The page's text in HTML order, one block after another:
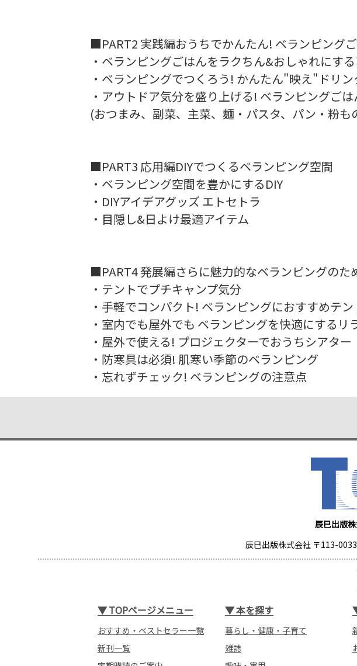
■PART2 実践編おうちでかんたん! ベランピング
・ベランピングごはんをラクちん&おしゃれにす
・ベランピングでつくろう! かんたん"映え"ドリン
・アウトドア気分を盛り上げる! ベランピングごは
(おつまみ、副菜、主菜、麺・パスタ、パン・粉も
■PART3 応用編DIYでつくるベランピング空間
・ベランピング空間を豊かにするDIY
・DIYアイデアグッズ エトセトラ
・目隠し&日よけ最適アイテム
■PART4 発展編さらに魅力的なベランピングのた
・テントでプチキャンプ気分
・手軽でコンパクト! ベランピングにおすすめテン
・室内でも屋外でも ベランピングを快適にするリ
・屋外で使える! プロジェクターでおうちシアター
・防寒具は必須! 肌寒い季節のベランピング
・忘れずチェック! ベランピングの注意点
辰巳出版
辰巳出版株式会社 〒113-
▼TOPページメニュー
おすすめ・ベストセラー一覧
新刊一覧
▼本を探す
暮らし・健康・子育て
雑誌